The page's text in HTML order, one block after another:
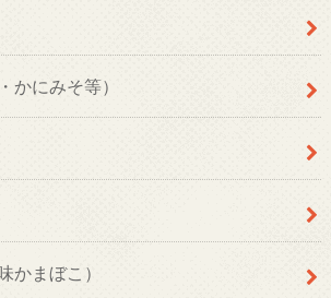
かにみそ等）
かまぼこ）